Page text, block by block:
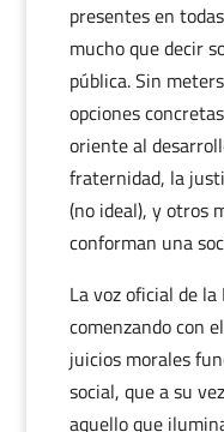
presentes en
mucho que decir
pública. Sin
opciones
oriente al
fraternidad, la
(no ideal), y otros
conforman una
La voz oficial de
comenzando con
juicios morales
social, que a su
aquello que